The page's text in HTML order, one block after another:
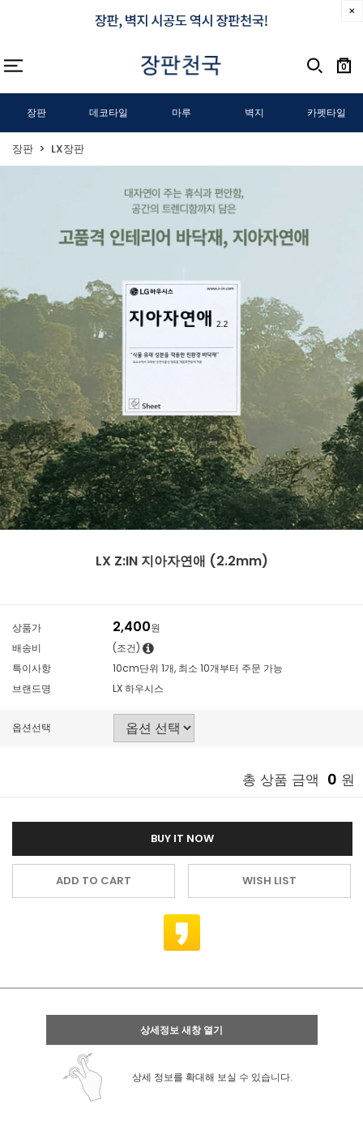
0
장판 데코타일 마루 벽지 카펫타일
장판 LX장판
LX Z:IN 지아자연애 (2.2mm)
상품가 2,400원
배송비
(조건)
특이사항
10cm단위 1개, 최소 10개부터 주문 가능
브랜드명
LX 하우시스
옵션선택
총 상품 금액 0 원
BUY IT NOW
ADD TO CART WISH LIST
상세정보 새창 열기
상세 정보를 확대해 보실 수 있습니다.